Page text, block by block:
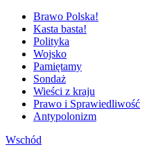
Brawo Polska!
Kasta basta!
Polityka
Wojsko
Pamiętamy
Sondaż
Wieści z kraju
Prawo i Sprawiedliwość
Antypolonizm
Wschód